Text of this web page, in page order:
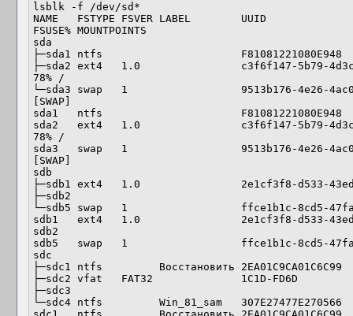
lsblk -f /dev/sd*
NAME   FSTYPE FSVER LABEL        UUID
FSUSE% MOUNTPOINTS
sda
├─sda1 ntfs                      F81081221080E948
├─sda2 ext4   1.0                c3f6f147-5b79-4d3c-
78% /
└─sda3 swap   1                  9513b176-4e26-4ac0-
[SWAP]
sda1   ntfs                      F81081221080E948
sda2   ext4   1.0                c3f6f147-5b79-4d3c-
78% /
sda3   swap   1                  9513b176-4e26-4ac0-
[SWAP]
sdb
├─sdb1 ext4   1.0                2e1cf3f8-d533-43ed-
├─sdb2
└─sdb5 swap   1                  ffce1b1c-8cd5-47fa-
sdb1   ext4   1.0                2e1cf3f8-d533-43ed-
sdb2
sdb5   swap   1                  ffce1b1c-8cd5-47fa-
sdc
├─sdc1 ntfs         Восстановить 2EA01C9CA01C6C99
├─sdc2 vfat   FAT32              1C1D-FD6D
├─sdc3
└─sdc4 ntfs         Win_81_sam   307E27477E270566